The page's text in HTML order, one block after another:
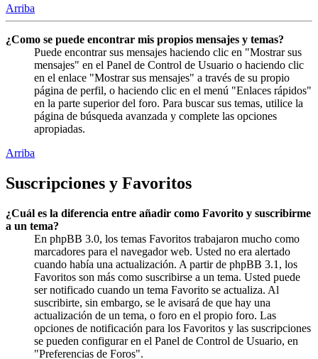
Arriba
¿Como se puede encontrar mis propios mensajes y temas?
Puede encontrar sus mensajes haciendo clic en "Mostrar sus
mensajes" en el Panel de Control de Usuario o haciendo clic
en el enlace "Mostrar sus mensajes" a través de su propio
página de perfil, o haciendo clic en el menú "Enlaces rápidos"
en la parte superior del foro. Para buscar sus temas, utilice la
página de búsqueda avanzada y complete las opciones
apropiadas.
Arriba
Suscripciones y Favoritos
¿Cuál es la diferencia entre añadir como Favorito y suscribirme
a un tema?
En phpBB 3.0, los temas Favoritos trabajaron mucho como
marcadores para el navegador web. Usted no era alertado
cuando había una actualización. A partir de phpBB 3.1, los
Favoritos son más como suscribirse a un tema. Usted puede
ser notificado cuando un tema Favorito se actualiza. Al
suscribirte, sin embargo, se le avisará de que hay una
actualización de un tema, o foro en el propio foro. Las
opciones de notificación para los Favoritos y las suscripciones
se pueden configurar en el Panel de Control de Usuario, en
"Preferencias de Foros".